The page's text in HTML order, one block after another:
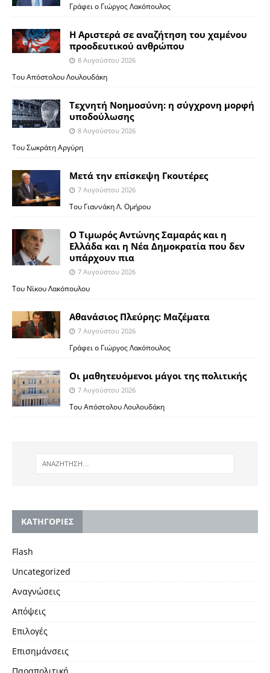
Γράφει ο Γιώργος Λακόπουλος
Η Αριστερά σε αναζήτηση του χαμένου
προοδευτικού ανθρώπου
8 Αυγούστου 2026
Του Απόστολου Λουλουδάκη
Τεχνητή Νοημοσύνη: η σύγχρονη μορφή
υποδούλωσης
8 Αυγούστου 2026
Του Σωκράτη Αργύρη
Μετά την επίσκεψη Γκουτέρες
7 Αυγούστου 2026
Του Γιαννάκη Λ. Ομήρου
Ο Τιμωρός Αντώνης Σαμαράς και η
Ελλάδα και η Νέα Δημοκρατία που δεν
υπάρχουν πια
7 Αυγούστου 2026
Του Νίκου Λακόπουλου
Αθανάσιος Πλεύρης: Μαζέματα
7 Αυγούστου 2026
Γράφει ο Γιώργος Λακόπουλος
Οι μαθητευόμενοι μάγοι της πολιτικής
7 Αυγούστου 2026
Του Απόστολου Λουλουδάκη
KΑΤΗΓΟΡΙΕΣ
Flash
Uncategorized
Αναγνώσεις
Απόψεις
Επιλογές
Επισημάνσεις